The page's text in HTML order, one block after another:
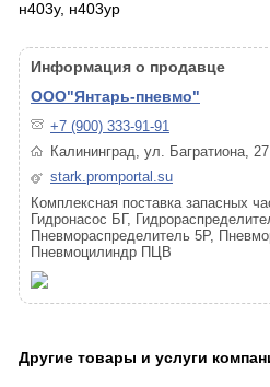
н403у, н403ур
Информация о продавце
ООО"Янтарь-пневмо"
+7 (900) 333-91-91
Калининград, ул. Багратиона, 27
stark.promportal.su
Комплексная поставка запасных
Гидронасос БГ,
Пневмораспределитель 5Р,
Пневмоцилиндр ПЦВ
Другие товары и услуги